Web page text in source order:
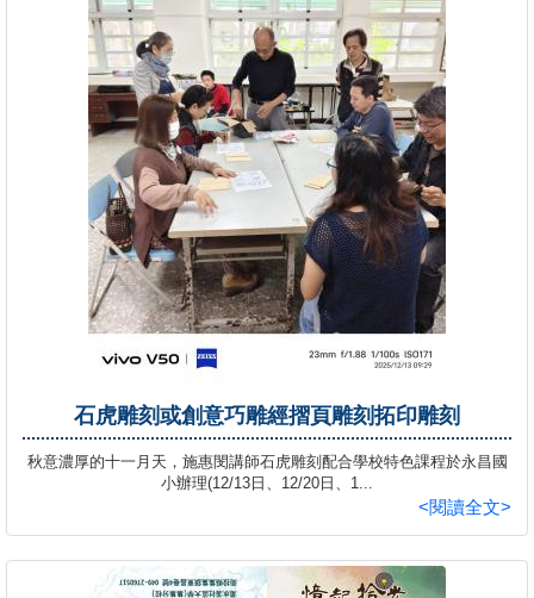
石虎雕刻或創意巧雕經摺頁雕刻拓印雕刻
秋意濃厚的十一月天，施惠閔講師石虎雕刻配合學校特色課程於永昌國
小辦理(12/13日、12/20日、1...
<閱讀全文>